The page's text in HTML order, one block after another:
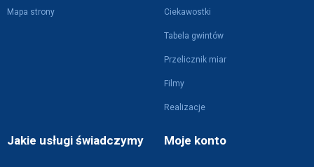
Mapa strony Ciekawostki
Tabela gwintów
Przelicznik miar
Filmy
Realizacje
Jakie usługi świadczymy Moje konto